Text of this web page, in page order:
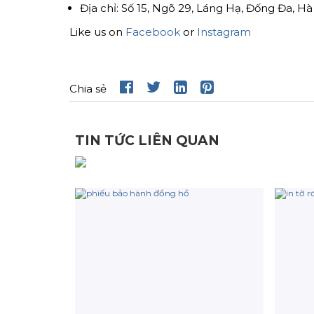
Địa chỉ: Số 15, Ngõ 29, Láng Hạ, Đống Đa,
Like us on Facebook or Instagram
Chia sẻ
TIN TỨC LIÊN QUAN